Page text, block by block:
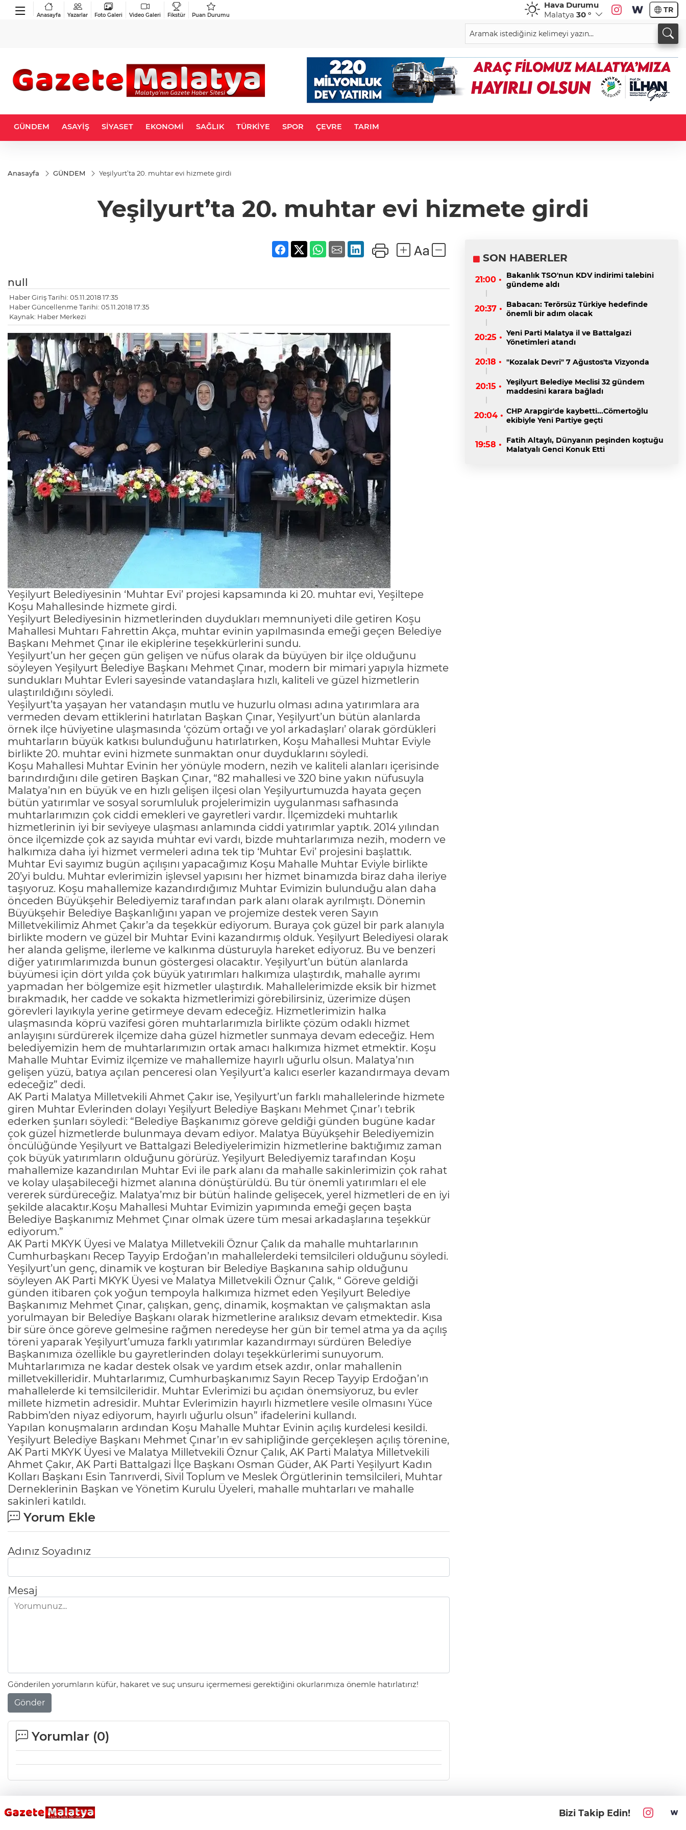
Anasayfa Yazarlar Foto Galeri Video Galeri Fikstür Puan Durumu
Hava Durumu
Malatya 30 ° TR
GÜNDEM ASAYİŞ SİYASET EKONOMİ SAĞLIK TÜRKİYE SPOR ÇEVRE TARIM
Anasayfa GÜNDEM Yeşilyurt’ta 20. muhtar evi hizmete girdi
Yeşilyurt’ta 20. muhtar evi hizmete girdi
null
Haber Giriş Tarihi: 05.11.2018 17:35
Haber Güncellenme Tarihi: 05.11.2018 17:35
Kaynak: Haber Merkezi
Yeşilyurt Belediyesinin ‘Muhtar Evi’ projesi kapsamında ki 20. muhtar evi, Yeşiltepe
Koşu Mahallesinde hizmete girdi.
Yeşilyurt Belediyesinin hizmetlerinden duydukları memnuniyeti dile getiren Koşu
Mahallesi Muhtarı Fahrettin Akça, muhtar evinin yapılmasında emeği geçen Belediye
Başkanı Mehmet Çınar ile ekiplerine teşekkürlerini sundu.
Yeşilyurt’un her geçen gün gelişen ve nüfus olarak da büyüyen bir ilçe olduğunu
söyleyen Yeşilyurt Belediye Başkanı Mehmet Çınar, modern bir mimari yapıyla hizmete
sundukları Muhtar Evleri sayesinde vatandaşlara hızlı, kaliteli ve güzel hizmetlerin
ulaştırıldığını söyledi.
Yeşilyurt’ta yaşayan her vatandaşın mutlu ve huzurlu olması adına yatırımlara ara
vermeden devam ettiklerini hatırlatan Başkan Çınar, Yeşilyurt’un bütün alanlarda
örnek ilçe hüviyetine ulaşmasında ‘çözüm ortağı ve yol arkadaşları’ olarak gördükleri
muhtarların büyük katkısı bulunduğunu hatırlatırken, Koşu Mahallesi Muhtar Eviyle
birlikte 20. muhtar evini hizmete sunmaktan onur duyduklarını söyledi.
Koşu Mahallesi Muhtar Evinin her yönüyle modern, nezih ve kaliteli alanları içerisinde
barındırdığını dile getiren Başkan Çınar, “82 mahallesi ve 320 bine yakın nüfusuyla
Malatya’nın en büyük ve en hızlı gelişen ilçesi olan Yeşilyurtumuzda hayata geçen
bütün yatırımlar ve sosyal sorumluluk projelerimizin uygulanması safhasında
muhtarlarımızın çok ciddi emekleri ve gayretleri vardır. İlçemizdeki muhtarlık
hizmetlerinin iyi bir seviyeye ulaşması anlamında ciddi yatırımlar yaptık. 2014 yılından
önce ilçemizde çok az sayıda muhtar evi vardı, bizde muhtarlarımıza nezih, modern ve
halkımıza daha iyi hizmet vermeleri adına tek tip ‘Muhtar Evi’ projesini başlattık.
Muhtar Evi sayımız bugün açılışını yapacağımız Koşu Mahalle Muhtar Eviyle birlikte
20’yi buldu. Muhtar evlerimizin işlevsel yapısını her hizmet binamızda biraz daha ileriye
taşıyoruz. Koşu mahallemize kazandırdığımız Muhtar Evimizin bulunduğu alan daha
önceden Büyükşehir Belediyemiz tarafından park alanı olarak ayrılmıştı. Dönemin
Büyükşehir Belediye Başkanlığını yapan ve projemize destek veren Sayın
Milletvekilimiz Ahmet Çakır’a da teşekkür ediyorum. Buraya çok güzel bir park alanıyla
birlikte modern ve güzel bir Muhtar Evini kazandırmış olduk. Yeşilyurt Belediyesi olarak
her alanda gelişme, ilerleme ve kalkınma düsturuyla hareket ediyoruz. Bu ve benzeri
diğer yatırımlarımızda bunun göstergesi olacaktır. Yeşilyurt’un bütün alanlarda
büyümesi için dört yılda çok büyük yatırımları halkımıza ulaştırdık, mahalle ayrımı
yapmadan her bölgemize eşit hizmetler ulaştırdık. Mahallelerimizde eksik bir hizmet
bırakmadık, her cadde ve sokakta hizmetlerimizi görebilirsiniz, üzerimize düşen
görevleri layıkıyla yerine getirmeye devam edeceğiz. Hizmetlerimizin halka
ulaşmasında köprü vazifesi gören muhtarlarımızla birlikte çözüm odaklı hizmet
anlayışını sürdürerek ilçemize daha güzel hizmetler sunmaya devam edeceğiz. Hem
belediyemizin hem de muhtarlarımızın ortak amacı halkımıza hizmet etmektir. Koşu
Mahalle Muhtar Evimiz ilçemize ve mahallemize hayırlı uğurlu olsun. Malatya’nın
gelişen yüzü, batıya açılan penceresi olan Yeşilyurt’a kalıcı eserler kazandırmaya devam
edeceğiz” dedi.
AK Parti Malatya Milletvekili Ahmet Çakır ise, Yeşilyurt’un farklı mahallelerinde hizmete
giren Muhtar Evlerinden dolayı Yeşilyurt Belediye Başkanı Mehmet Çınar’ı tebrik
ederken şunları söyledi: “Belediye Başkanımız göreve geldiği günden bugüne kadar
çok güzel hizmetlerde bulunmaya devam ediyor. Malatya Büyükşehir Belediyemizin
öncülüğünde Yeşilyurt ve Battalgazi Belediyelerimizin hizmetlerine baktığımız zaman
çok büyük yatırımların olduğunu görürüz. Yeşilyurt Belediyemiz tarafından Koşu
mahallemize kazandırılan Muhtar Evi ile park alanı da mahalle sakinlerimizin çok rahat
ve kolay ulaşabileceği hizmet alanına dönüştürüldü. Bu tür önemli yatırımları el ele
vererek sürdüreceğiz. Malatya’mız bir bütün halinde gelişecek, yerel hizmetleri de en iyi
şekilde alacaktır.Koşu Mahallesi Muhtar Evimizin yapımında emeği geçen başta
Belediye Başkanımız Mehmet Çınar olmak üzere tüm mesai arkadaşlarına teşekkür
ediyorum.”
AK Parti MKYK Üyesi ve Malatya Milletvekili Öznur Çalık da mahalle muhtarlarının
Cumhurbaşkanı Recep Tayyip Erdoğan’ın mahallelerdeki temsilcileri olduğunu söyledi.
Yeşilyurt’un genç, dinamik ve koşturan bir Belediye Başkanına sahip olduğunu
söyleyen AK Parti MKYK Üyesi ve Malatya Milletvekili Öznur Çalık, “ Göreve geldiği
günden itibaren çok yoğun tempoyla halkımıza hizmet eden Yeşilyurt Belediye
Başkanımız Mehmet Çınar, çalışkan, genç, dinamik, koşmaktan ve çalışmaktan asla
yorulmayan bir Belediye Başkanı olarak hizmetlerine aralıksız devam etmektedir. Kısa
bir süre önce göreve gelmesine rağmen neredeyse her gün bir temel atma ya da açılış
töreni yaparak Yeşilyurt’umuza farklı yatırımlar kazandırmayı sürdüren Belediye
Başkanımıza özellikle bu gayretlerinden dolayı teşekkürlerimi sunuyorum.
Muhtarlarımıza ne kadar destek olsak ve yardım etsek azdır, onlar mahallenin
milletvekilleridir. Muhtarlarımız, Cumhurbaşkanımız Sayın Recep Tayyip Erdoğan’ın
mahallelerde ki temsilcileridir. Muhtar Evlerimizi bu açıdan önemsiyoruz, bu evler
millete hizmetin adresidir. Muhtar Evlerimizin hayırlı hizmetlere vesile olmasını Yüce
Rabbim’den niyaz ediyorum, hayırlı uğurlu olsun” ifadelerini kullandı.
Yapılan konuşmaların ardından Koşu Mahalle Muhtar Evinin açılış kurdelesi kesildi.
Yeşilyurt Belediye Başkanı Mehmet Çınar’ın ev sahipliğinde gerçekleşen açılış törenine,
AK Parti MKYK Üyesi ve Malatya Milletvekili Öznur Çalık, AK Parti Malatya Milletvekili
Ahmet Çakır, AK Parti Battalgazi İlçe Başkanı Osman Güder, AK Parti Yeşilyurt Kadın
Kolları Başkanı Esin Tanrıverdi, Sivil Toplum ve Meslek Örgütlerinin temsilcileri, Muhtar
Derneklerinin Başkan ve Yönetim Kurulu Üyeleri, mahalle muhtarları ve mahalle
sakinleri katıldı.
Yorum Ekle
Adınız Soyadınız
Mesaj
Gönderilen yorumların küfür, hakaret ve suç unsuru içermemesi gerektiğini okurlarımıza önemle hatırlatırız!
Gönder
Yorumlar (0)
SON HABERLER
21:00 •
Bakanlık TSO'nun KDV indirimi talebini
gündeme aldı
20:37 • Babacan: Terörsüz Türkiye hedefinde
önemli bir adım olacak
20:25 • Yeni Parti Malatya il ve Battalgazi
Yönetimleri atandı
20:18 • "Kozalak Devri" 7 Ağustos'ta Vizyonda
20:15 • Yeşilyurt Belediye Meclisi 32 gündem
maddesini karara bağladı
20:04 • CHP Arapgir'de kaybetti...Cömertoğlu
ekibiyle Yeni Partiye geçti
19:58 •
Fatih Altaylı, Dünyanın peşinden koştuğu
Malatyalı Genci Konuk Etti
Bizi Takip Edin!